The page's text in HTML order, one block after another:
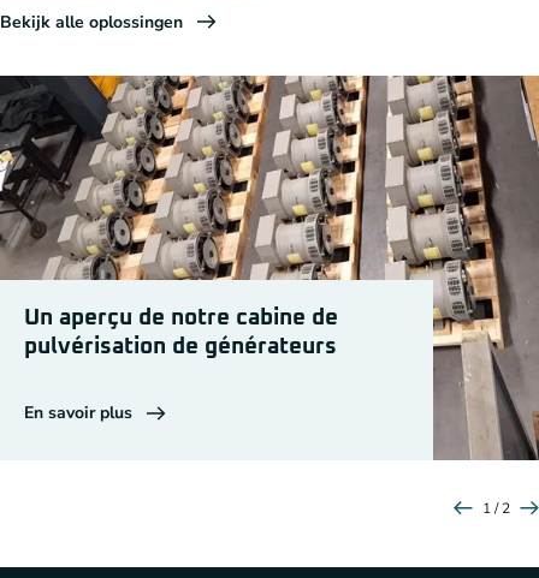
Bekijk alle oplossingen
Un aperçu de notre cabine de
pulvérisation de générateurs
En savoir plus
1 / 2